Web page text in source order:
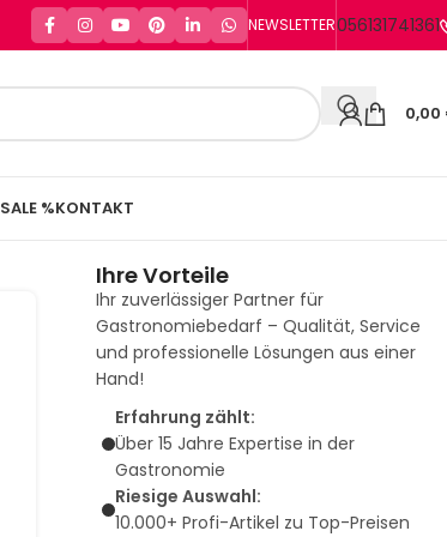
NEWSLETTER056131741361
0,00
SALE %KONTAKT
Ihre Vorteile
Ihr zuverlässiger Partner für
Gastronomiebedarf – Qualität, Service
und professionelle Lösungen aus einer
Hand!
Erfahrung zählt:
Über 15 Jahre Expertise in der
Gastronomie
Riesige Auswahl:
10.000+ Profi-Artikel zu Top-Preisen